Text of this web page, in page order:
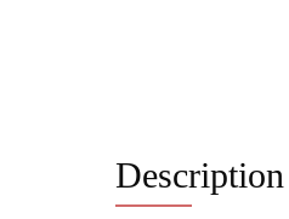
Description